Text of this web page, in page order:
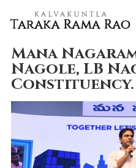
Mana
Nagole, LB
Constituency.